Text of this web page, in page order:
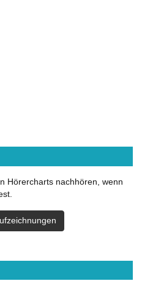
Hörercharts nachhören, wenn